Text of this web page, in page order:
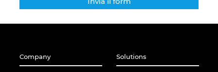
Company Solutions